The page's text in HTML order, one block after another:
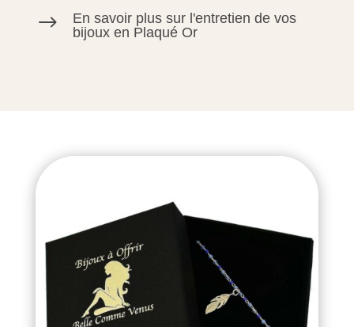
$
En savoir plus sur l'entretien de vos
bijoux en Plaqué Or